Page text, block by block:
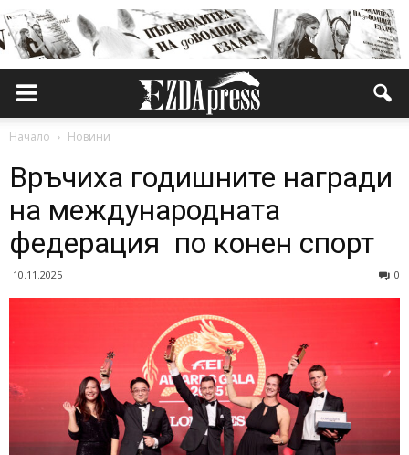
Начало Новини
Връчиха годишните награди
на международната
федерация по конен спорт
10.11.2025 0